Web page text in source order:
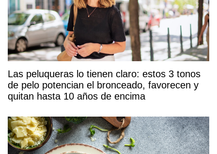
Las peluqueras lo tienen claro: estos 3 tonos
de pelo potencian el bronceado, favorecen y
quitan hasta 10 años de encima